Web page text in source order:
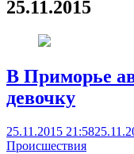
25.11.2015
В Приморье
девочку
25.11.2015 21:58
Происшествия